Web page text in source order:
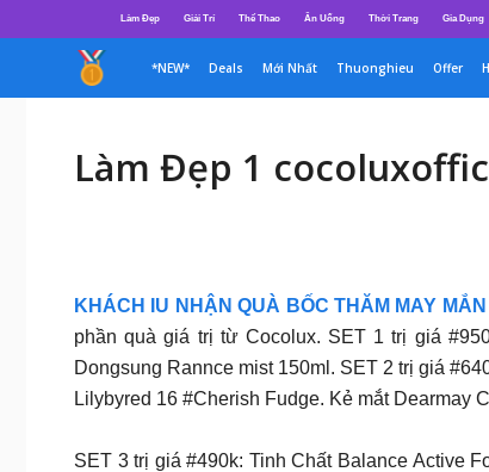
đến
dung
Làm Đẹp Giải Trí Thể Thao Ăn Uống Thời Trang Gia Dụng
*NEW* Deals Mới Nhất Thuonghieu Offer
Làm Đẹp 1
KHÁCH IU NHẬN QUÀ BỐC THĂM MAY MẮN
phần quà giá trị từ Cocolux. SET 1 trị giá
Dongsung Rannce mist 150ml. SET 2 trị giá
Lilybyred 16 #Cherish Fudge. Kẻ mắt Dearmay
SET 3 trị giá #490k: Tinh Chất Balance Active